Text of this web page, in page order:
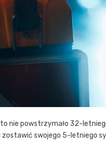
to nie powstrzymało 32-
zostawić swojego 5-letniego